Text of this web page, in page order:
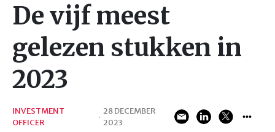
De vijf meest
gelezen stukken in
2023
INVESTMENT
OFFICER
·
28 DECEMBER
2023